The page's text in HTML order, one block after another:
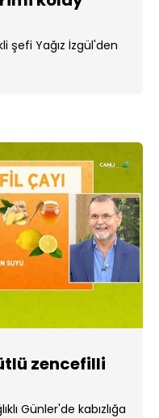
şefi Yağız İzgül'den
zencefilli
Günler'de kabızlığa